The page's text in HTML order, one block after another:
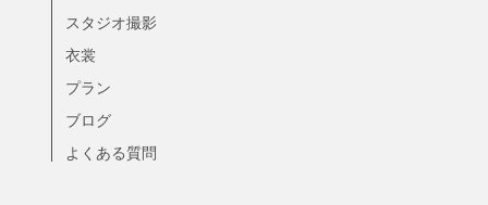
スタジオ撮影
衣裳
プラン
ブログ
よくある質問